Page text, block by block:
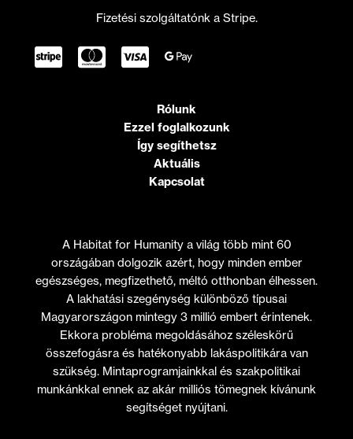
Fizetési szolgáltatónk a Stripe.
Rólunk
Ezzel foglalkozunk
Így segíthetsz
Aktuális
Kapcsolat
A Habitat for Humanity a világ több mint 60
országában dolgozik azért, hogy minden ember
egészséges, megfizethető, méltó otthonban élhessen.
A lakhatási szegénység különböző típusai
Magyarországon mintegy 3 millió embert érintenek.
Ekkora probléma megoldásához széleskörű
összefogásra és hatékonyabb lakáspolitikára van
szükség. Mintaprogramjainkkal és szakpolitikai
munkánkkal ennek az akár milliós tömegnek kívánunk
segítséget nyújtani.